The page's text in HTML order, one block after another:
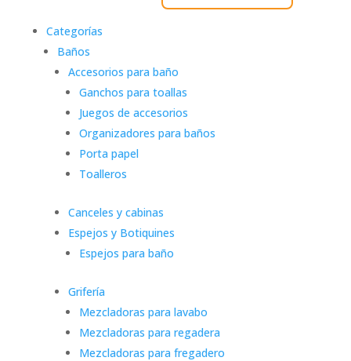
Categorías
Baños
Accesorios para baño
Ganchos para toallas
Juegos de accesorios
Organizadores para baños
Porta papel
Toalleros
Canceles y cabinas
Espejos y Botiquines
Espejos para baño
Grifería
Mezcladoras para lavabo
Mezcladoras para regadera
Mezcladoras para fregadero